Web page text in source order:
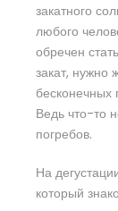
закатного
любого
обречен
закат, нужно
бесконечных
Ведь что-то
погребов.
На
который